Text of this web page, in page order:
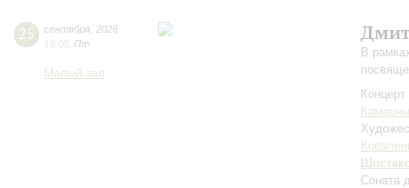
25 сентября 2026
19:00 Пт
Малый зал
В
Соната